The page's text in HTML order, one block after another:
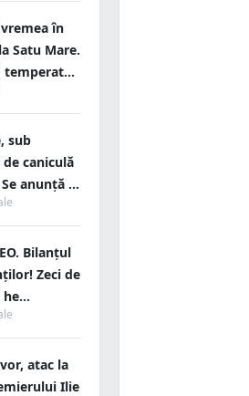
în
Satu Mare.
temperat...
sub
caniculă
anunță ...
Bilanțul
Zeci de
atac la
Ilie